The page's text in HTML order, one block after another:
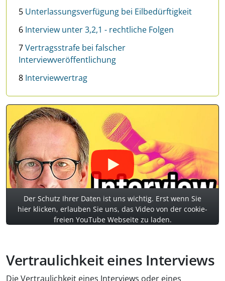
5 Unterlassungsverfügung bei Eilbedürftigkeit
6 Interview unter 3,2,1 - rechtliche Folgen
7Vertragsstrafe bei falscher
Interviewveröffentlichung
8 Interviewvertrag
Der Schutz Ihrer Daten ist uns wichtig. Erst wenn Sie
hier klicken, erlauben Sie uns, das Video von der cookie-
freien YouTube Webseite zu laden.
Vertraulichkeit eines Interviews
Die Vertraulichkeit eines Interviews oder eines